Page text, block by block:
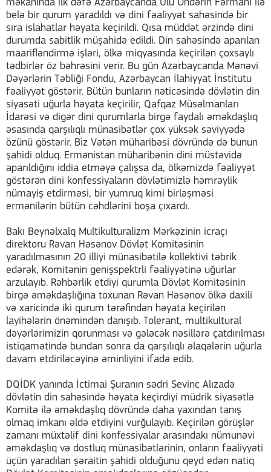
məkanında ilk dəfə Azərbaycanda Ulu Öndərin Fərmanı ilə
belə bir qurum yaradıldı və dini fəaliyyət sahəsində bir
sıra islahatlar həyata keçirildi. Qısa müddət ərzində dini
durumda sabitlik müşahidə edildi. Din sahəsində aparılan
maarifləndirmə işləri, ölkə miqyasında keçirilən çoxsaylı
tədbirlər öz bəhrəsini verir. Bu gün Azərbaycanda Mənəvi
Dəyərlərin Təbliği Fondu, Azərbaycan İlahiyyat İnstitutu
fəaliyyət göstərir. Bütün bunların nəticəsində dövlətin din
siyasəti uğurla həyata keçirilir, Qafqaz Müsəlmanları
İdarəsi və digər dini qurumlarla birgə faydalı əməkdaşlıq
əsasında qarşılıqlı münasibətlər çox yüksək səviyyədə
özünü göstərir. Biz Vətən müharibəsi dövründə də bunun
şahidi olduq. Ermənistan müharibənin dini müstəvidə
aparıldığını iddia etməyə çalışsa da, ölkəmizdə fəaliyyət
göstərən dini konfessiyaların dövlətimizlə həmrəylik
nümayiş etdirməsi, bir yumruq kimi birləşməsi
ermənilərin bütün cəhdlərini boşa çıxardı.
Bakı Beynəlxalq Multikulturalizm Mərkəzinin icraçı
direktoru Rəvan Həsənov Dövlət Komitəsinin
yaradılmasının 20 illiyi münasibətilə kollektivi təbrik
edərək, Komitənin genişspektrli fəaliyyətinə uğurlar
arzulayıb. Rəhbərlik etdiyi qurumla Dövlət Komitəsinin
birgə əməkdaşlığına toxunan Rəvan Həsənov ölkə daxili
və xaricində iki qurum tərəfindən həyata keçirilən
layihələrin önəmindən danışıb. Tolerant, multikultural
dəyərlərimizin qorunması və gələcək nəsillərə çatdırılması
istiqamətində bundan sonra da qarşılıqlı əlaqələrin uğurla
davam etdiriləcəyinə əminliyini ifadə edib.
DQİDK yanında İctimai Şuranın sədri Sevinc Alızadə
dövlətin din sahəsində həyata keçirdiyi müdrik siyasətlə
Komitə ilə əməkdaşlıq dövründə daha yaxından tanış
olmaq imkanı əldə etdiyini vurğulayıb. Keçirilən görüşlər
zamanı müxtəlif dini konfessiyalar arasındakı nümunəvi
əməkdaşlıq və dostluq münasibətlərinin, onların fəaliyyəti
üçün yaradılan şəraitin şahidi olduğunu qeyd edən natiq